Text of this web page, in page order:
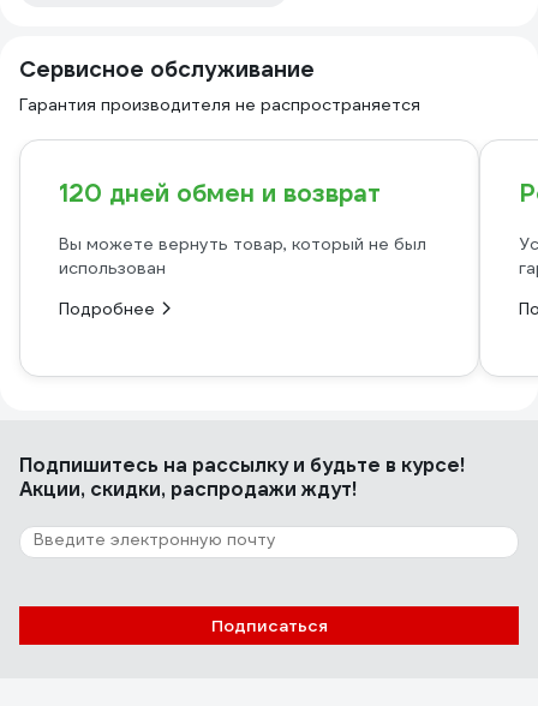
Сервисное обслуживание
Гарантия производителя не распространяется
120 дней обмен и возврат
Вы можете вернуть товар, который не был
использован
Подробнее
Подпишитесь на рассылкуи будьте в курсе!
Акции, скидки, распродажи ждут!
Подписаться